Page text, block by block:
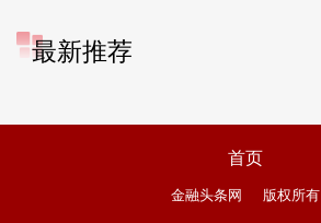
最新推荐
首页
金融头条网 版权所有